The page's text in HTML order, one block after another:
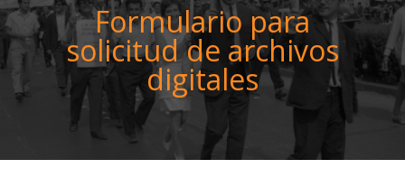
Formulario para
solicitud de archivos
digitales